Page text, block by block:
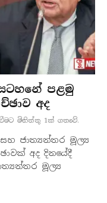
පළමු
අද
මිනිත්තු 1ක් ගතවේ.
ජාත්‍යන්තර මූල්‍ය
අද දිනයේදී
මූල්‍ය